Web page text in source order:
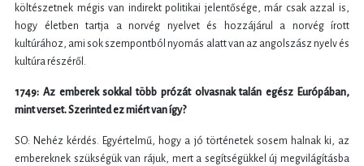
költészetnek mégis van indirekt politikai jelentősége, már csak azzal is,
hogy életben tartja a norvég nyelvet és hozzájárul a norvég írott
kultúrához, ami sok szempontból nyomás alatt van az angolszász nyelv és
kultúra részéről.
1749: Az emberek sokkal több prózát olvasnak talán egész Európában,
mint verset. Szerinted ez miért van így?
SO: Nehéz kérdés. Egyértelmű, hogy a jó történetek sosem halnak ki, az
embereknek szükségük van rájuk, mert a segítségükkel új megvilágításba